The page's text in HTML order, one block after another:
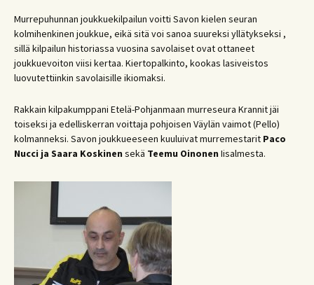
Murrepuhunnan joukkuekilpailun voitti Savon kielen seuran
kolmihenkinen joukkue, eikä sitä voi sanoa suureksi yllätykseksi ,
sillä kilpailun historiassa vuosina savolaiset ovat ottaneet
joukkuevoiton viisi kertaa. Kiertopalkinto, kookas lasiveistos
luovutettiinkin savolaisille ikiomaksi.
Rakkain kilpakumppani Etelä-Pohjanmaan murreseura Krannit jäi
toiseksi ja edelliskerran voittaja pohjoisen Väylän vaimot (Pello)
kolmanneksi. Savon joukkueeseen kuuluivat murremestarit Paco
Nucci ja Saara Koskinen sekä Teemu Oinonen Iisalmesta.